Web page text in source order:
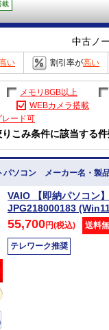
載
中古ノ
い 割引率が高い
メモリ8GB以上
WEBカメラ搭載
レード可
りこみ条件に該当する
パソコン メーカー名・製
VAIO 【即納パソコン
JPG218000183
55,700円(税込) 送料
テレワーク推奨